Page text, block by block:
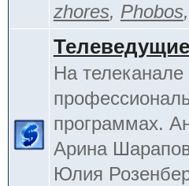
zhores, Phobos
На
программах.
Арина
Юлия